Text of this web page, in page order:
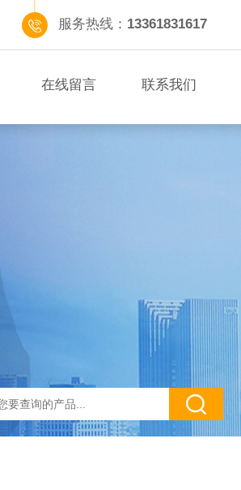
服务热线： 13361831617
在线留言 联系我们